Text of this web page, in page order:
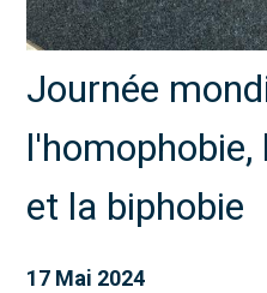
Journée
et la biphobie
17 Mai 2024